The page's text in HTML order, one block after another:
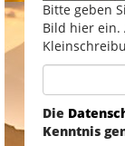
Bitte geben
Bild hier ein.
Die
Kenntnis